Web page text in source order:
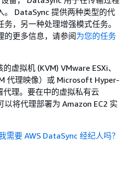
。 DataSync 提供两种类型的代
，另一种处理增强模式任务。
的更多信息，请参阅为您的任务
虚拟机 (KVM) VMware ESXi、
代理映像）或 Microsoft Hyper-
代理。要在中的虚拟私有云
以将代理部署为 Amazon EC2 实
需要 AWS DataSync 经纪人吗？